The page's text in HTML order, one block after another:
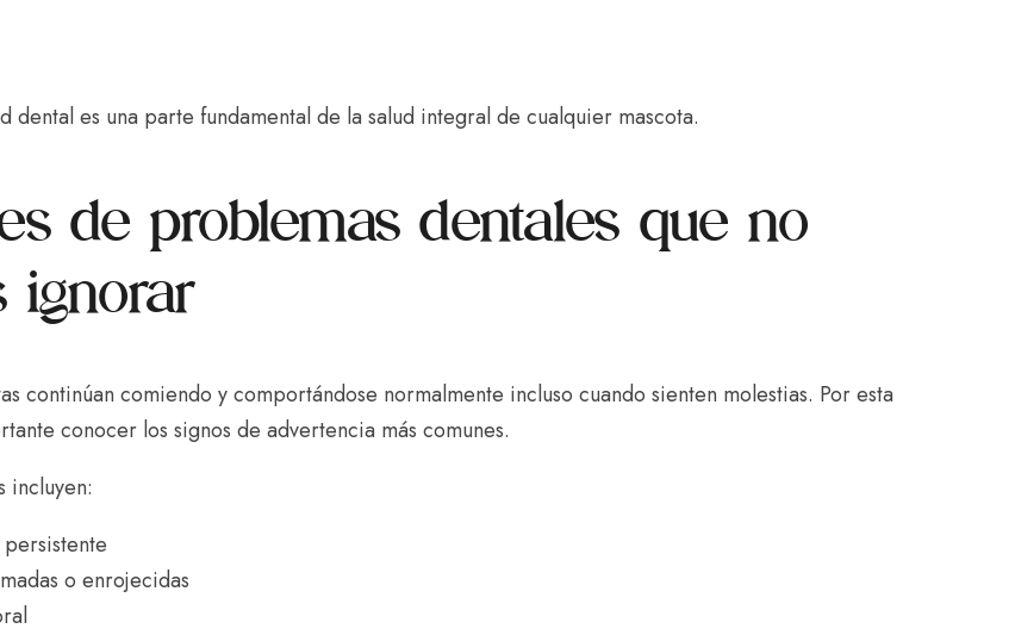
dental es una parte fundamental de la salud integral de cualquier mascota.
de problemas dentales que no
ignorar
continúan comiendo y comportándose normalmente incluso cuando sienten molestias. Por esta
conocer los signos de advertencia más comunes.
incluyen:
o enrojecidas